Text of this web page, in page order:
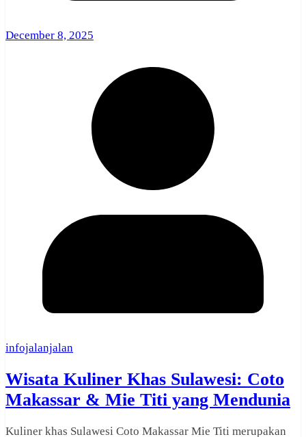
December 8, 2025
infojalanjalan
Wisata Kuliner Khas Sulawesi: Coto
Makassar & Mie Titi yang Mendunia
Kuliner khas Sulawesi Coto Makassar Mie Titi merupakan